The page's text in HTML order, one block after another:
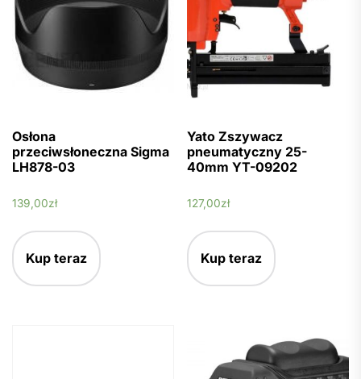
Osłona
przeciwsłoneczna Sigma
LH878-03
139,00zł
Kup teraz
Yato Zszywacz
pneumatyczny 25-
40mm YT-09202
127,00zł
Kup teraz